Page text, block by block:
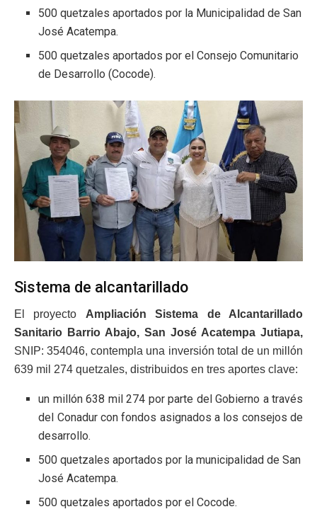
500 quetzales aportados por la Municipalidad de San
José Acatempa.
500 quetzales aportados por el Consejo Comunitario
de Desarrollo (Cocode).
Sistema de alcantarillado
El proyecto Ampliación Sistema de Alcantarillado
Sanitario Barrio Abajo, San José Acatempa Jutiapa,
SNIP: 354046, contempla una inversión total de un millón
639 mil 274 quetzales, distribuidos en tres aportes clave:
un millón 638 mil 274 por parte del Gobierno a través
del Conadur con fondos asignados a los consejos de
desarrollo.
500 quetzales aportados por la municipalidad de San
José Acatempa.
500 quetzales aportados por el Cocode.